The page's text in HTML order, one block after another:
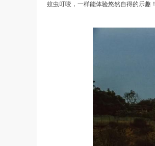
蚊虫叮咬，一样能体验悠然自得的乐趣！